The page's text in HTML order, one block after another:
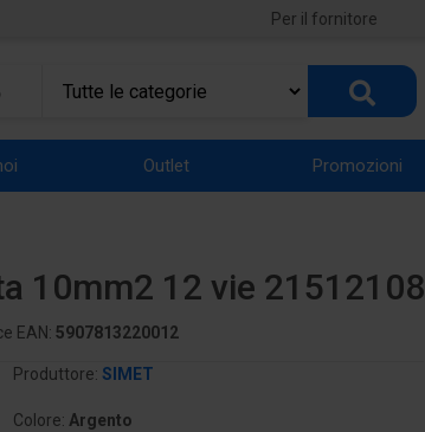
Per il fornitore
Outlet Promozioni
10mm2 12 vie 21512108
EAN: 5907813220012
Produttore: SIMET
Colore: Argento